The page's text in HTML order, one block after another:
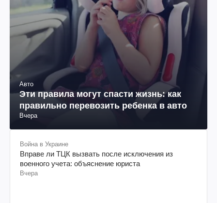
Авто
Эти правила могут спасти жизнь: как
правильно перевозить ребенка в авто
Вчера
Война в Украине
Вправе ли ТЦК вызвать после исключения из
военного учета: объяснение юриста
Вчера